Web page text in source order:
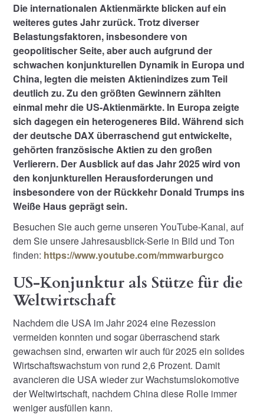
Die internationalen Aktienmärkte blicken auf ein
weiteres gutes Jahr zurück. Trotz diverser
Belastungsfaktoren, insbesondere von
geopolitischer Seite, aber auch aufgrund der
schwachen konjunkturellen Dynamik in Europa und
China, legten die meisten Aktienindizes zum Teil
deutlich zu. Zu den größten Gewinnern zählten
einmal mehr die US-Aktienmärkte. In Europa zeigte
sich dagegen ein heterogeneres Bild. Während sich
der deutsche DAX überraschend gut entwickelte,
gehörten französische Aktien zu den großen
Verlierern. Der Ausblick auf das Jahr 2025 wird von
den konjunkturellen Herausforderungen und
insbesondere von der Rückkehr Donald Trumps ins
Weiße Haus geprägt sein.
Besuchen Sie auch gerne unseren YouTube-Kanal, auf
dem Sie unsere Jahresausblick-Serie in Bild und Ton
finden: https://www.youtube.com/mmwarburgco
US-Konjunktur als Stütze für die
Weltwirtschaft
Nachdem die USA im Jahr 2024 eine Rezession
vermeiden konnten und sogar überraschend stark
gewachsen sind, erwarten wir auch für 2025 ein solides
Wirtschaftswachstum von rund 2,6 Prozent. Damit
avancieren die USA wieder zur Wachstumslokomotive
der Weltwirtschaft, nachdem China diese Rolle immer
weniger ausfüllen kann.